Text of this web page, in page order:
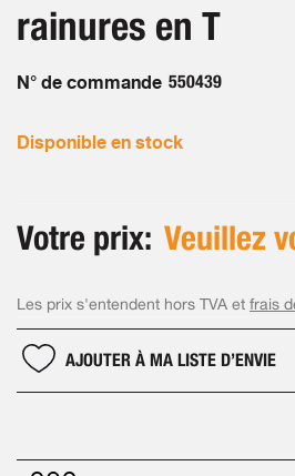
images
rainures en T
N° de commande 550439
Disponible en stock
Votre prix: Veuillez
Les prix s'entendent hors TVA et frais
AJOUTER À MA LISTE D’ENVIE